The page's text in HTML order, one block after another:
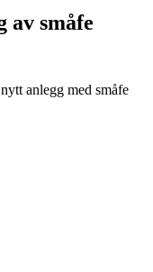
småfe
anlegg med småfe